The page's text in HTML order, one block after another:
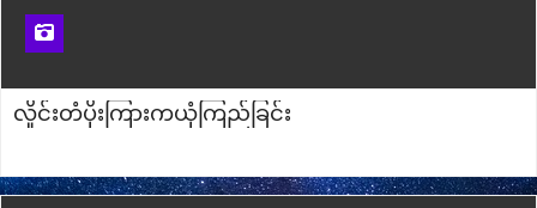
ဝိညာဉ်ဆုကျေးဇူးဆိုတာဘာလဲ?
လှိုင်းတံပိုးကြားကယုံကြည်ခြင်း